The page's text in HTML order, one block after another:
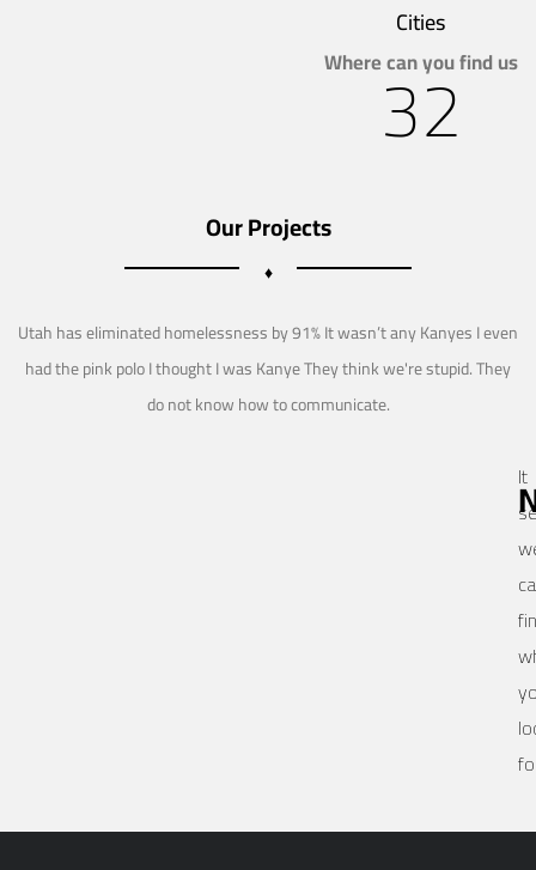
Cities
Where can you find us
32
Our Projects
♦
Utah has eliminated homelessness by 91% It wasn’t any Kanyes I even
had the pink polo I thought I was Kanye They think we're stupid. They
do not know how to communicate.
It